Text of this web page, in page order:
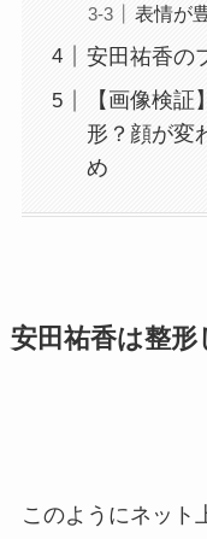
表情が
安田祐香の
【画像検
形？顔が変
め
安田祐香は整
このようにネット